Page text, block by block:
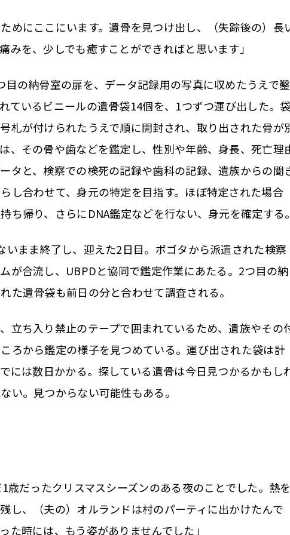
めにここにいます。遺骨を見つけ出し、（失踪後の）長
みを、少しでも癒すことができればと思います」
の納骨室の扉を、データ記録用の写真に収めたうえで鑿
ているビニールの遺骨袋14個を、1つずつ運び出した。袋
札が付けられたうえで順に開封され、取り出された骨が
、その骨や歯などを鑑定し、性別や年齢、身長、死亡理
タと、検察での検死の記録や歯科の記録、遺族からの聞
し合わせて、身元の特定を目指す。ほぼ特定された場合
ち帰り、さらにDNA鑑定などを行ない、身元を確定する。
まま終了し、迎えた2日目。ボゴタから派遣された検察
が合流し、UBPDと協同で鑑定作業にあたる。2つ目の納
た遺骨袋も前日の分と合わせて調査される。
立ち入り禁止のテープで囲まれているため、遺族やその
ろから鑑定の様子を見つめている。運び出された袋は計
には数日かかる。探している遺骨は今日見つかるかもし
い。見つからない可能性もある。
だったクリスマスシーズンのある夜のことでした。熱を
し、（夫の）オルランドは村のパーティに出かけたんで
た時には、もう姿がありませんでした」